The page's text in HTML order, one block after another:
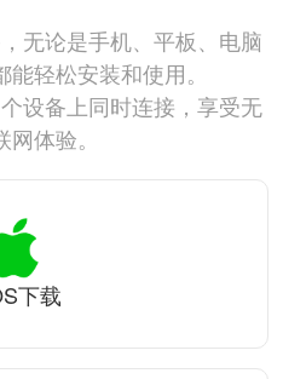
无论是手机、平板、电脑
轻松安装和使用。
设备上同时连接，享受无
体验。
下载